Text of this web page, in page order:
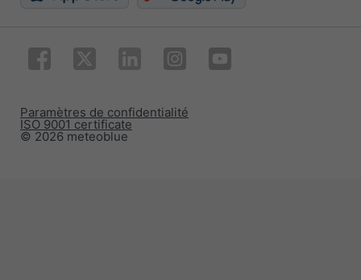
© 2026 meteoblue
ISO 9001 certificate
Paramètres de confidentialité